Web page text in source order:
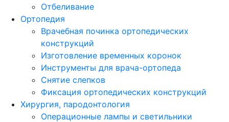
Отбеливание
Ортопедия
Врачебная починка ортопедических
конструкций
Изготовление временных коронок
Инструменты для врача-ортопеда
Снятие слепков
Фиксация ортопедических конструкций
Хирургия, пародонтология
Операционные лампы и светильники